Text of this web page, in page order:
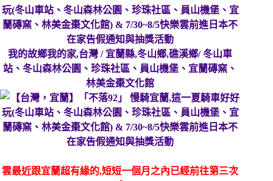
我的故鄉我的家,台灣 / 宜蘭縣,冬山鄉,礁溪鄉/冬山車
站、冬山森林公園、珍珠社區、員山機堡、宜蘭磚窯、
林美金棗文化館
雲最近跟宜蘭超有緣的,短短一個月之內已經前往第三次